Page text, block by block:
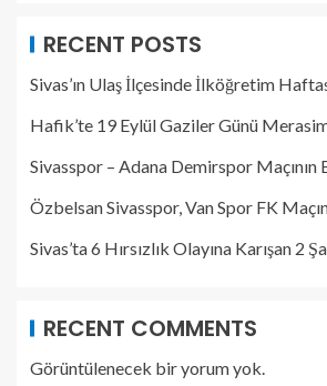
RECENT POSTS
Sivas’ın Ulaş İlçesinde İlköğretim
Hafik’te 19 Eylül Gaziler Günü
Sivasspor – Adana Demirspor Maçının
Özbelsan Sivasspor, Van Spor FK
Sivas’ta 6 Hırsızlık Olayına Karışan 2
RECENT COMMENTS
Görüntülenecek bir yorum yok.